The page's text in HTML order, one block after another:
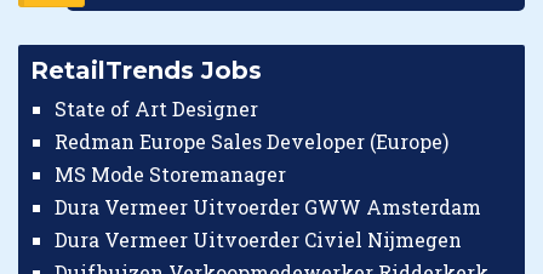
RetailTrends Jobs
State of Art Designer
Redman Europe Sales Developer (Europe)
MS Mode Storemanager
Dura Vermeer Uitvoerder GWW Amsterdam
Dura Vermeer Uitvoerder Civiel Nijmegen